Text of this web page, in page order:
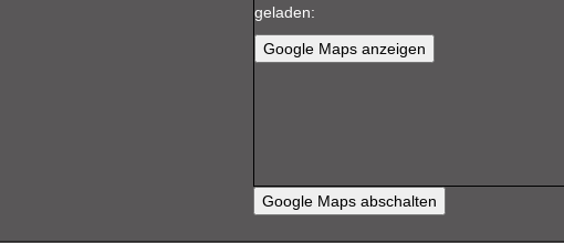
geladen:
Google Maps anzeigen
Google Maps abschalten